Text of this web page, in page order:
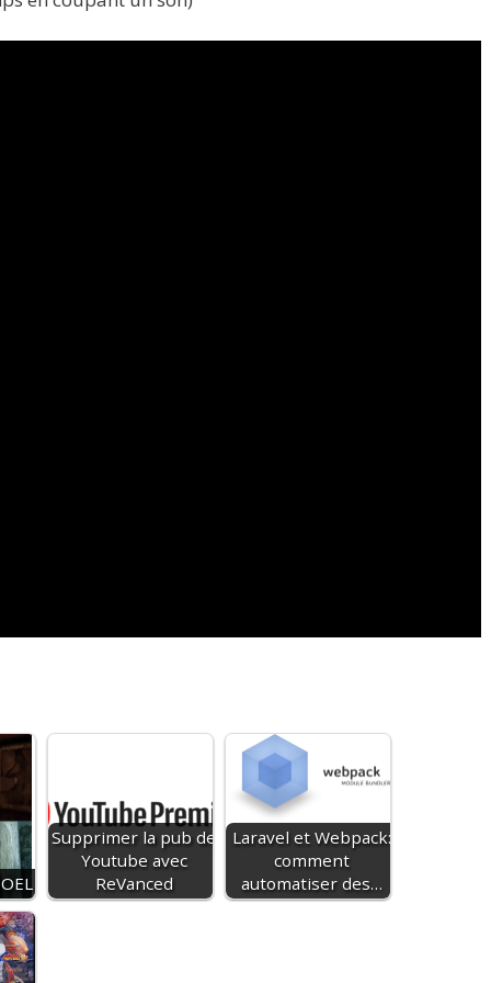
Supprimer la pub de
Youtube avec
ReVanced
Laravel et Webpack:
comment
automatiser des…